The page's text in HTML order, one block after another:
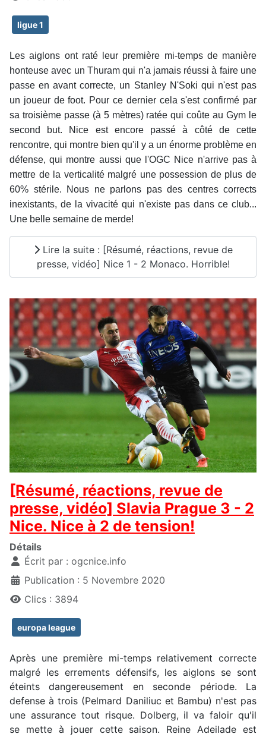
ligue 1
Les aiglons ont raté leur première mi-temps de manière
honteuse avec un Thuram qui n'a jamais réussi à faire une
passe en avant correcte, un Stanley N'Soki qui n'est pas
un joueur de foot. Pour ce dernier cela s'est confirmé par
sa troisième passe (à 5 mètres) ratée qui coûte au Gym le
second but. Nice est encore passé à côté de cette
rencontre, qui montre bien qu'il y a un énorme problème en
défense, qui montre aussi que l'OGC Nice n'arrive pas à
mettre de la verticalité malgré une possession de plus de
60% stérile. Nous ne parlons pas des centres corrects
inexistants, de la vivacité qui n'existe pas dans ce club...
Une belle semaine de merde!
Lire la suite : [Résumé, réactions, revue de
presse, vidéo] Nice 1 - 2 Monaco. Horrible!
[Résumé, réactions, revue de
presse, vidéo] Slavia Prague 3 - 2
Nice. Nice à 2 de tension!
Détails
Écrit par : ogcnice.info
Publication : 5 Novembre 2020
Clics : 3894
europa league
Après une première mi-temps relativement correcte
malgré les errements défensifs, les aiglons se sont
éteints dangereusement en seconde période. La
defense à trois (Pelmard Daniliuc et Bambu) n'est pas
une assurance tout risque. Dolberg, il va faloir qu'il
se mette à jouer cette saison. Reine Adeilade est